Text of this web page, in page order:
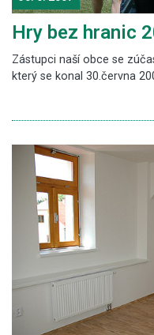
Hry bez hranic
Zástupci naší obce se
který se konal 30.června